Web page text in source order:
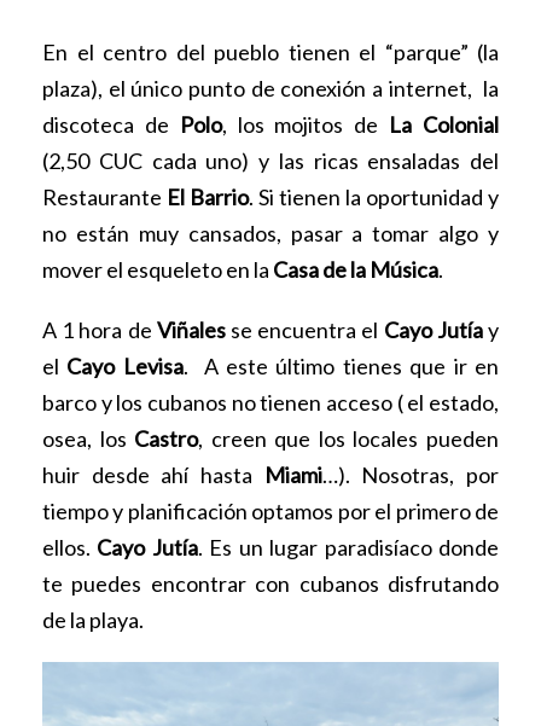
En el centro del pueblo tienen el “parque” (la
plaza), el único punto de conexión a internet, la
discoteca de Polo, los mojitos de La Colonial
(2,50 CUC cada uno) y las ricas ensaladas del
Restaurante El Barrio. Si tienen la oportunidad y
no están muy cansados, pasar a tomar algo y
mover el esqueleto en la Casa de la Música.
A 1 hora de Viñalesse encuentra el Cayo Jutíay
el Cayo Levisa. A este último tienes que ir en
barco y los cubanos no tienen acceso ( el estado,
osea, los Castro, creen que los locales pueden
huir desde ahí hasta Miami…). Nosotras, por
tiempo y planificación optamos por el primero de
ellos. Cayo Jutía. Es un lugar paradisíaco donde
te puedes encontrar con cubanos disfrutando
de la playa.